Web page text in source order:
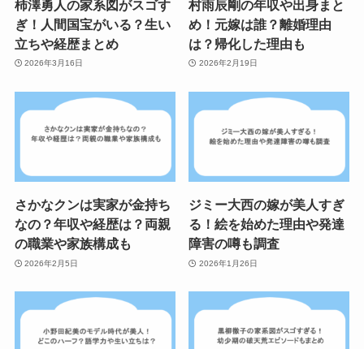
柿澤勇人の家系図がスゴす
ぎ！人間国宝がいる？生い
立ちや経歴まとめ
2026年3月16日
村雨辰剛の年収や出身まと
め！元嫁は誰？離婚理由
は？帰化した理由も
2026年2月19日
さかなクンは実家が金持ち
なの？年収や経歴は？両親
の職業や家族構成も
2026年2月5日
ジミー大西の嫁が美人すぎ
る！絵を始めた理由や発達
障害の噂も調査
2026年1月26日